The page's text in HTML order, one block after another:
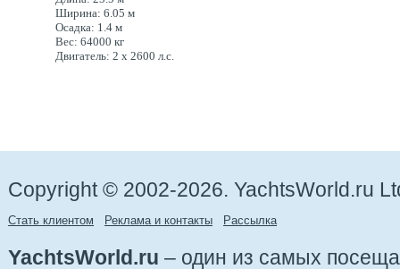
Ширина: 6.05 м
Осадка: 1.4 м
Вес: 64000 кг
Двигатель: 2 x 2600 л.с.
Copyright © 2002-2026. YachtsWorld.ru
Стать клиентом Реклама и контакты Рассылка
YachtsWorld.ru – один из самых